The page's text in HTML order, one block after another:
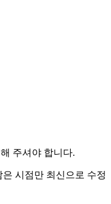
주셔야 합니다.
시점만 최신으로 수정